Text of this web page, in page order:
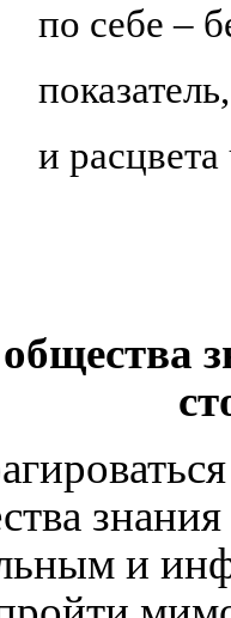
по себе –
и расцвета
и